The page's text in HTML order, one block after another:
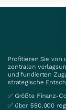
Profitieren Sie von
zentralen
und fundierten
strategische
✅ Größte Finanz-
✅ über 550.000